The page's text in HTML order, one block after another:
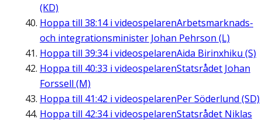
(KD)
Hoppa till 38:14i videospelarenArbetsmarknads-
och integrationsminister Johan Pehrson (L)
Hoppa till 39:34i videospelarenAida Birinxhiku (S)
Hoppa till 40:33 i videospelarenStatsrådet Johan
Forssell (M)
Hoppa till 41:42 i videospelarenPer Söderlund (SD)
Hoppa till 42:34i videospelarenStatsrådet Niklas